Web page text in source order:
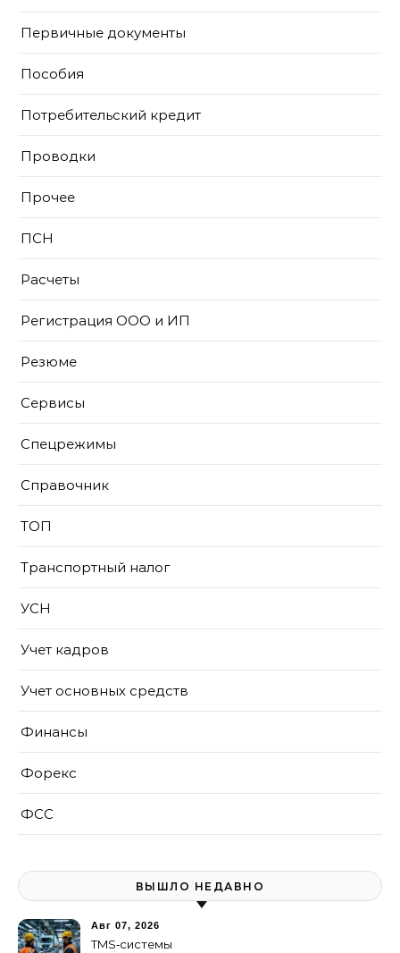
Первичные документы
Пособия
Потребительский кредит
Проводки
Прочее
ПСН
Расчеты
Регистрация ООО и ИП
Резюме
Сервисы
Спецрежимы
Справочник
ТОП
Транспортный налог
УСН
Учет кадров
Учет основных средств
Финансы
Форекс
ФСС
ВЫШЛО НЕДАВНО
Авг 07, 2026
TMS‑системы